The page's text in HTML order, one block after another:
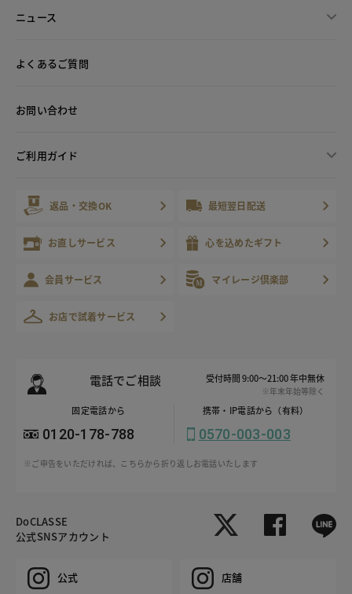
ニュース
よくあるご質問
お問い合わせ
ご利用ガイド
返品・交換OK 最短翌日配送
お直しサービス 心を込めたギフト
会員サービス マイレージ倶楽部
お店で試着サービス
電話でご相談 受付時間 9:00～21:00 年中無休
※年末年始等除く
固定電話から
0120-178-788
携帯・IP電話から（有料）
0570-003-003
※ご申告をいただければ、こちらから折り返しお電話いたします
DoCLASSE
公式SNSアカウント
公式 店舗